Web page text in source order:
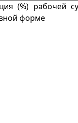
(%) рабочей
форме